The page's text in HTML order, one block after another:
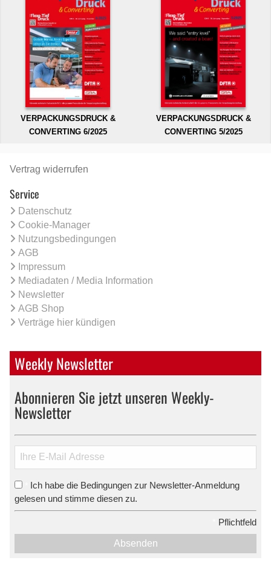
VERPACKUNGSDRUCK &
CONVERTING 6/2025
VERPACKUNGSDRUCK &
CONVERTING 5/2025
Vertrag widerrufen
Service
Datenschutz
Cookie-Manager
Nutzungsbedingungen
AGB
Impressum
Mediadaten / Media Information
Newsletter
AGB Shop
Verträge hier kündigen
Weekly Newsletter
Abonnieren Sie jetzt unseren Weekly-
Newsletter
Ich habe die Bedingungen zur Newsletter-Anmeldung
gelesen und stimme diesen zu.
Pflichtfeld
Absenden